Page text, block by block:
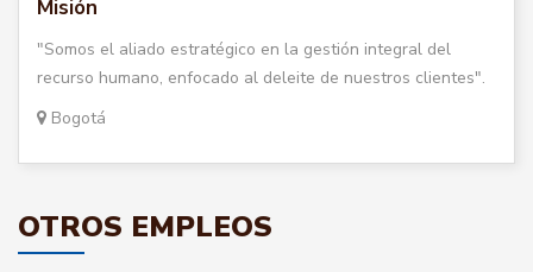
Misión
"Somos el aliado estratégico en la gestión integral del
recurso humano, enfocado al deleite de nuestros clientes".
Bogotá
OTROS EMPLEOS